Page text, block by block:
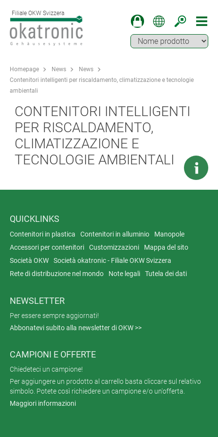
Filiale OKW Svizzera
Homepage News
News
Contenitori intelligenti per riscaldamento, climatizzazione e tecnologie
ambientali
CONTENITORI INTELLIGENTI
PER RISCALDAMENTO,
CLIMATIZZAZIONE E
TECNOLOGIE AMBIENTALI
QUICKLINKS
Contenitori in plastica Contenitori in alluminio
Manopole
Accessori per contenitori
Customizzazioni
Mappa del sito
Società OKW
Società okatronic - Filiale OKW Svizzera
Rete di distribuzione nel mondo
Note legali Tutela dei dati
NEWSLETTER
Per essere sempre aggiornati!
Abbonatevi subito alla newsletter di OKW >>
CAMPIONI E OFFERTE
Chiedeteci un campione!
Per aggiungere un prodotto al carrello basta cliccare sul relativo
simbolo. Potete così richiedere un campione e/o un'offerta.
Maggiori informazioni